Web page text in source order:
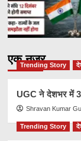
एक नज़र
Trending Story
UGC ने देशभर में 32
Shravan Kumar
Trending Story